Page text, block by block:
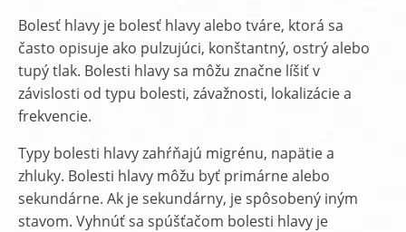
Bolesť hlavy je bolesť hlavy alebo tváre, ktorá sa
často opisuje ako pulzujúci, konštantný, ostrý alebo
tupý tlak. Bolesti hlavy sa môžu značne líšiť v
závislosti od typu bolesti, závažnosti, lokalizácie a
frekvencie.
Typy bolesti hlavy zahŕňajú migrénu, napätie a
zhluky. Bolesti hlavy môžu byť primárne alebo
sekundárne. Ak je sekundárny, je spôsobený iným
stavom. Vyhnúť sa spúšťačom bolesti hlavy je